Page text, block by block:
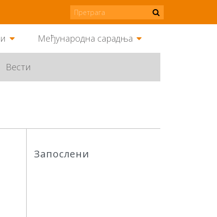
Међународна сарадња
Вести
Запослени